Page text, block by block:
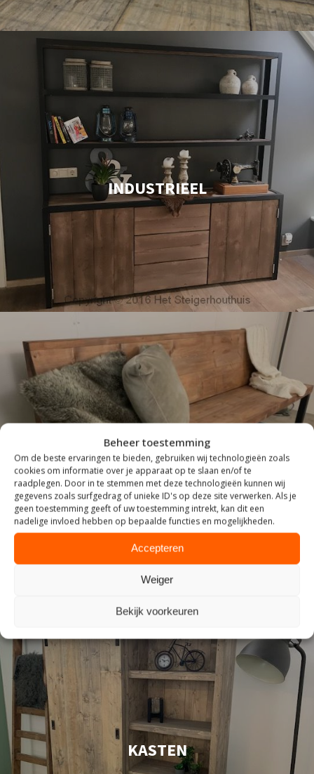
Beheer toestemming
Om de beste ervaringen te bieden, gebruiken wij technologieën zoals
cookies om informatie over je apparaat op te slaan en/of te
raadplegen. Door in te stemmen met deze technologieën kunnen wij
gegevens zoals surfgedrag of unieke ID's op deze site verwerken. Als je
geen toestemming geeft of uw toestemming intrekt, kan dit een
nadelige invloed hebben op bepaalde functies en mogelijkheden.
Accepteren
Weiger
Bekijk voorkeuren
INDUSTRIEEL
ZITTEN
KASTEN